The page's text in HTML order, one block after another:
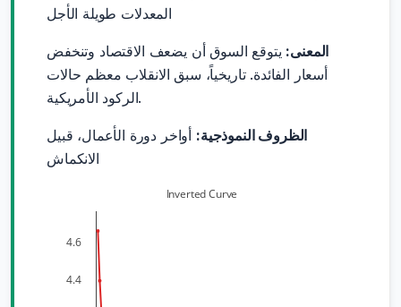
المعدلات طويلة الأجل
المعنى: يتوقع السوق أن يضعف الاقتصاد وتنخفض
أسعار الفائدة. تاريخياً، سبق الانقلاب معظم حالات
الركود الأمريكية.
الظروف النموذجية: أواخر دورة الأعمال، قبيل
الانكماش
4.4
4.6
Inverted Curve